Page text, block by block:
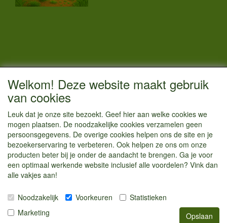
CONTACTGEGEVENS
Vestigingsadres:
Hoofdweg 36
1433 JW Kudelstaart
info@kamperenenzo.nl
Tel : 06 125 82 112
Handelend onder
KvK nummer : 70477329
Welkom! Deze website maakt gebruik
van cookies
Leuk dat je onze site bezoekt. Geef hier aan welke cookies we
mogen plaatsen. De noodzakelijke cookies verzamelen geen
persoonsgegevens. De overige cookies helpen ons de site en je
bezoekerservaring te verbeteren. Ook helpen ze ons om onze
producten beter bij je onder de aandacht te brengen. Ga je voor
een optimaal werkende website inclusief alle voordelen? Vink dan
alle vakjes aan!
Noodzakelijk Voorkeuren
Statistieken
Marketing
Opslaan